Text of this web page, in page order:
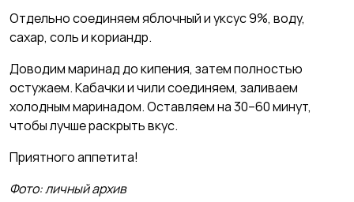
Отдельно соединяем яблочный и уксус 9%, воду,
сахар, соль и кориандр.
Доводим маринад до кипения, затем полностью
остужаем. Кабачки и чили соединяем, заливаем
холодным маринадом. Оставляем на 30–60 минут,
чтобы лучше раскрыть вкус.
Приятного аппетита!
Фото: личный архив